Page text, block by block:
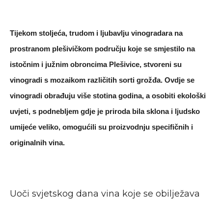
Tijekom stoljeća, trudom i ljubavlju vinogradara na
prostranom plešivičkom području koje se smjestilo na
istočnim i južnim obroncima Plešivice, stvoreni su
vinogradi s mozaikom različitih sorti grožđa. Ovdje se
vinogradi obrađuju više stotina godina, a osobiti ekološki
uvjeti, s podnebljem gdje je priroda bila sklona i ljudsko
umijeće veliko, omogućili su proizvodnju specifičnih i
originalnih vina.
Uoči svjetskog dana vina koje se obilježava